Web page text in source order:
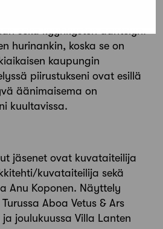
sekä kyyhkysten ääntelyn.
hurinankin, koska se on
kaupungin
piirustukseni ovat esillä
äänimaisema on
kuultavissa.
jäsenet ovat kuvataiteilija
kuvataiteilija sekä
Anu Koponen. Näyttely
Aboa Vetus & Ars
joulukuussa Villa Lanten